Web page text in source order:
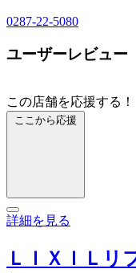
0287-22-5080
ユーザーレビュー
この店舗を応援する！
ここから応援
詳細を見る
ＬＩＸＩＬリ